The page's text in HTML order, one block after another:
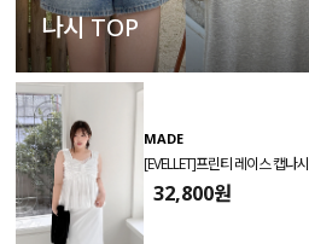
나시 TOP
MADE
[EVELLET]프린티 레이스 캡나시
32,800원